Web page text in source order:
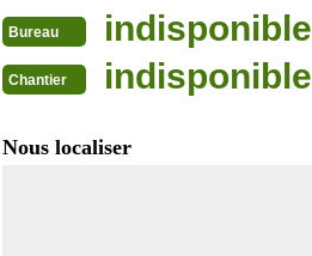
Bureau indisponible
Chantier indisponible
Nous localiser